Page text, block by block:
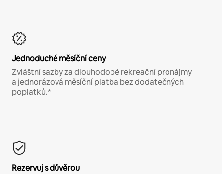
Jednoduché měsíční ceny
Zvláštní sazby za dlouhodobé rekreační pronájmy
a jednorázová měsíční platba bez dodatečných
poplatků.*
Rezervuj s důvěrou